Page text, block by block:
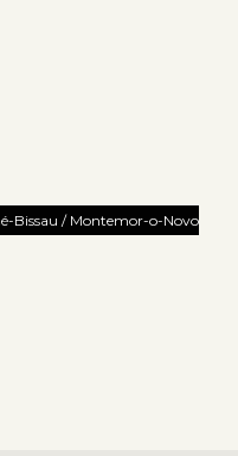
Bissau / Montemor-o-Novo